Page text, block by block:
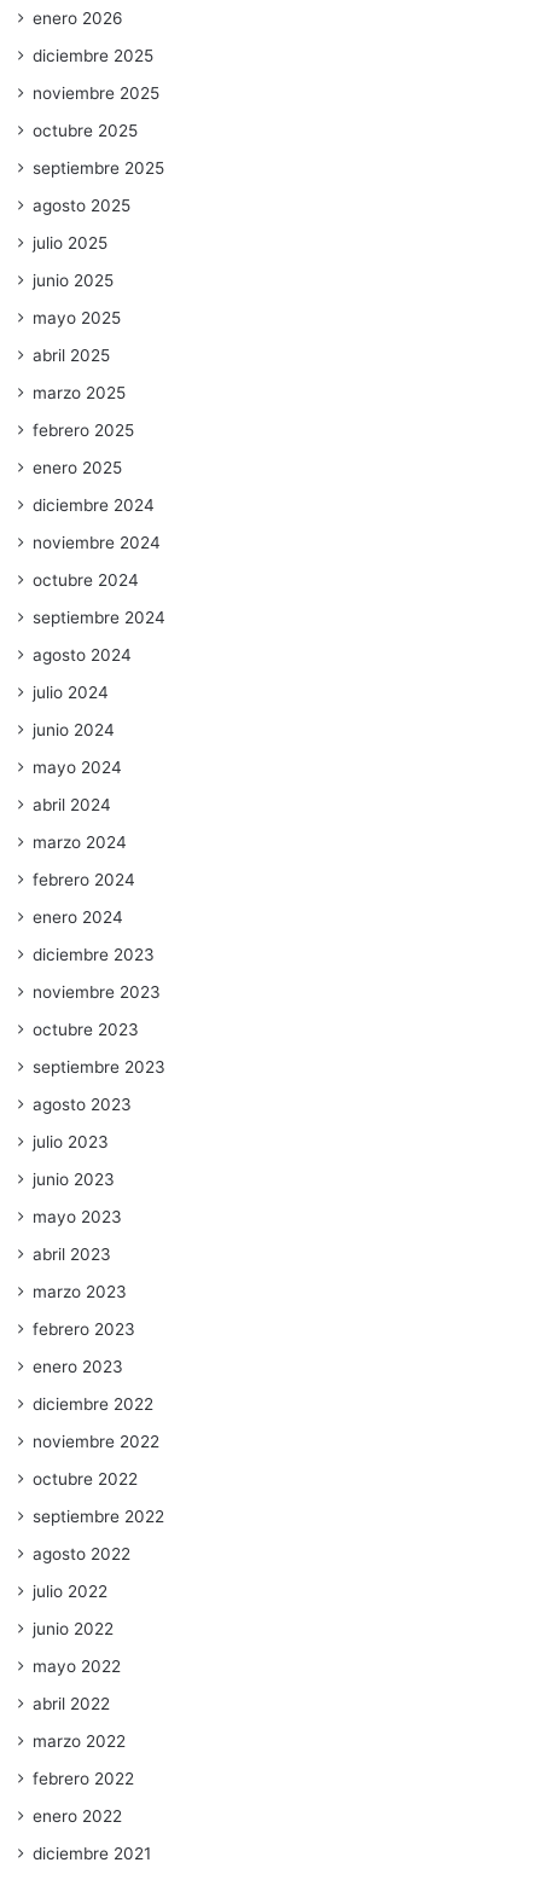
enero 2026
diciembre 2025
noviembre 2025
octubre 2025
septiembre 2025
agosto 2025
julio 2025
junio 2025
mayo 2025
abril 2025
marzo 2025
febrero 2025
enero 2025
diciembre 2024
noviembre 2024
octubre 2024
septiembre 2024
agosto 2024
julio 2024
junio 2024
mayo 2024
abril 2024
marzo 2024
febrero 2024
enero 2024
diciembre 2023
noviembre 2023
octubre 2023
septiembre 2023
agosto 2023
julio 2023
junio 2023
mayo 2023
abril 2023
marzo 2023
febrero 2023
enero 2023
diciembre 2022
noviembre 2022
octubre 2022
septiembre 2022
agosto 2022
julio 2022
junio 2022
mayo 2022
abril 2022
marzo 2022
febrero 2022
enero 2022
diciembre 2021